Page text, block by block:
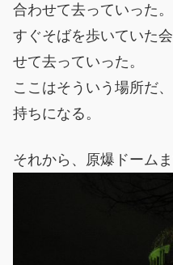
合わせて去っていった。
すぐそばを歩いていた
せて去っていった。
ここはそういう場所だ
持ちになる。
それから、原爆ドーム